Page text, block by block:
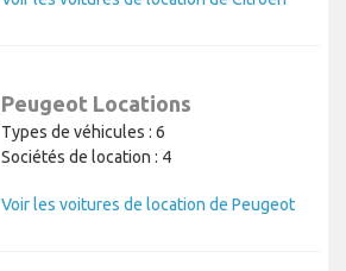
Peugeot Locations
Types de véhicules : 6
Sociétés de location : 4
Voir les voitures de location de Peugeot